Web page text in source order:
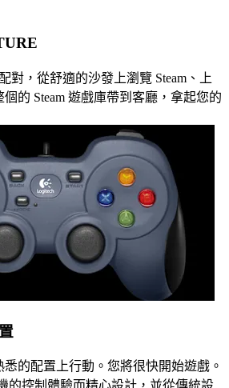
對，從舒適的沙發上瀏覽 Steam、上
的 Steam 遊戲庫帶到客廳，拿起您的
的配置上行動。您將很快開始遊戲。